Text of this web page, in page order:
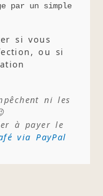
par un simple
si vous
ou si
ni les
à payer le
via PayPal